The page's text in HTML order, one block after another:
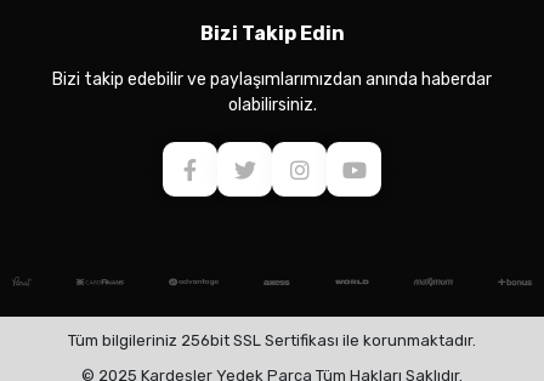
Bizi Takip Edin
Bizi takip edebilir ve paylaşımlarımızdan anında haberdar
olabilirsiniz.
Tüm bilgileriniz 256bit SSL Sertifikası ile korunmaktadır.
© 2025 Kardeşler Yedek Parça Tüm Hakları Saklıdır.